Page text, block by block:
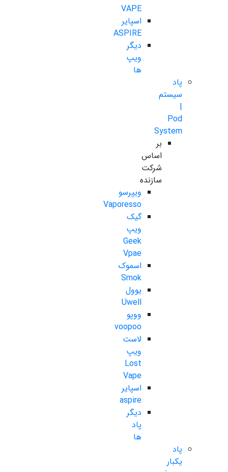
VAPE
اسپایر
ASPIRE
دیگر
ویپ
ها
پاد
سیستم
|
Pod
System
بر
اساس
شرکت
سازنده
ویپرسو
Vaporesso
گیک
ویپ
Geek
Vpae
اسموک
Smok
یوول
Uwell
ووپو
voopoo
لاست
ویپ
Lost
Vape
اسپایر
aspire
دیگر
پاد
ها
پاد
یکبار